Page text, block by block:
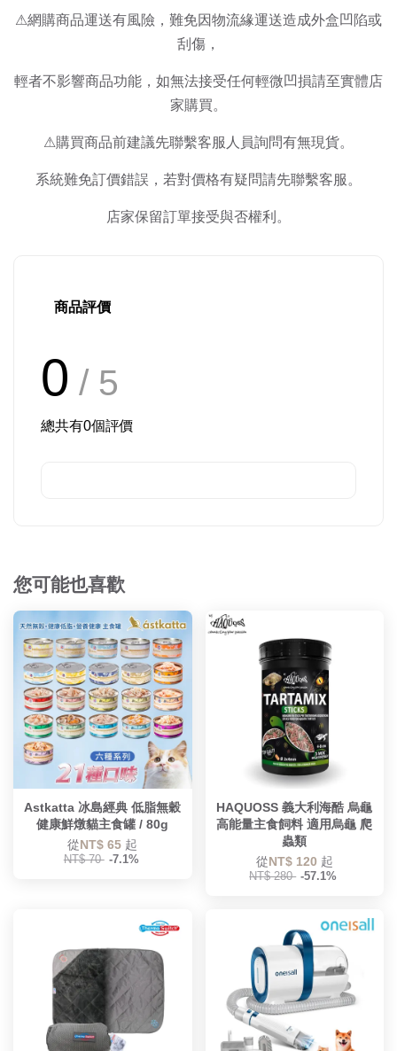
⚠網購商品運送有風險，難免因物流緣運送造成外盒凹陷或
刮傷，
輕者不影響商品功能，如無法接受任何輕微凹損請至實體店
家購買。
⚠購買商品前建議先聯繫客服人員詢問有無現貨。
系統難免訂價錯誤，若對價格有疑問請先聯繫客服。
店家保留訂單接受與否權利。
商品評價
0 / 5
總共有0個評價
您可能也喜歡
Astkatta 冰島經典 低脂無穀
健康鮮燉貓主食罐 / 80g
從NT$ 65 起
NT$ 70 -7.1%
HAQUOSS 義大利海酷 烏龜
高能量主食飼料 適用烏龜 爬
蟲類
從NT$ 120 起
NT$ 280 -57.1%